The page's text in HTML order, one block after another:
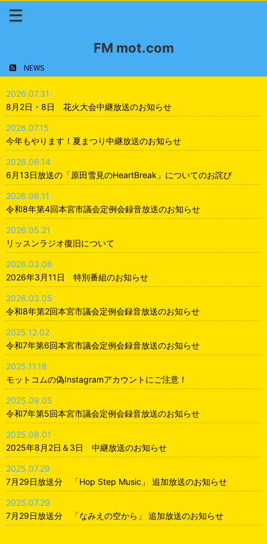
FM mot.com
NEWS
2026.07.31
8月2日・8日 花火大会中継放送のお知らせ
2026.07.15
今年もやります！夏まつり中継放送のお知らせ
2026.06.14
6月13日放送の「原田雪見のHeartBreak」についてのお詫び
2026.06.11
令和8年第4回本宮市議会定例会録音放送のお知らせ
2026.05.21
リッスンラジオ復旧について
2026.03.06
2026年3月11日 特別番組のお知らせ
2026.03.05
令和8年第2回本宮市議会定例会録音放送のお知らせ
2025.12.02
令和7年第6回本宮市議会定例会録音放送のお知らせ
2025.11.18
モットコムの偽Instagramアカウントにご注意！
2025.09.05
令和7年第5回本宮市議会定例会録音放送のお知らせ
2025.08.01
2025年8月2日＆3日 中継放送のお知らせ
2025.07.29
7月29日放送分 「Hop Step Music」 追加放送のお知らせ
2025.07.29
7月29日放送分 「なみえの空から」 追加放送のお知らせ